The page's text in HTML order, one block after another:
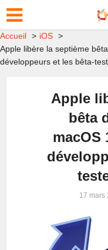
Accueil
iOS
Apple libère la septième
développeurs et les bêta-
Apple
bêta
macOS
17 mars